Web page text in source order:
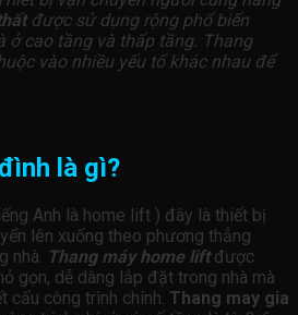
được sử dụng rộng phổ biến
ở cao tầng và thấp tầng. Thang
vào nhiều yếu tố khác nhau để
là gì?
Anh là home lift ) đây là thiết bị
lên xuống theo phương thẳng
nhà. Thang máy home liftđược
gọn, dễ dàng lắp đặt trong nhà mà
cấu công trình chính. Thang may gia